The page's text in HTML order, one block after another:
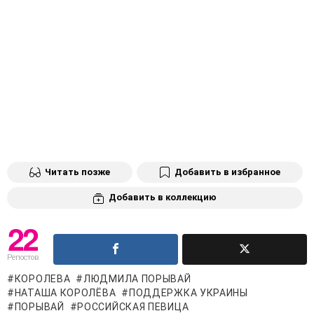
Читать позже Добавить в избранное
Добавить в коллекцию
22
Репостов
КОРОЛЕВА
ЛЮДМИЛА ПОРЫВАЙ
НАТАША КОРОЛЁВА
ПОДДЕРЖКА УКРАИНЫ
ПОРЫВАЙ
РОССИЙСКАЯ ПЕВИЦА